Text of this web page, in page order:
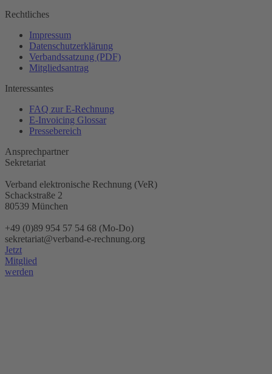
Rechtliches
Impressum
Datenschutzerklärung
Verbandssatzung (PDF)
Mitgliedsantrag
Interessantes
FAQ zur E-Rechnung
E-Invoicing Glossar
Pressebereich
Ansprechpartner
Sekretariat
Verband elektronische Rechnung (VeR)
Schackstraße 2
80539 München
+49 (0)89 954 57 54 68 (Mo-Do)
sekretariat@verband-e-rechnung.org
Jetzt
Mitglied
werden